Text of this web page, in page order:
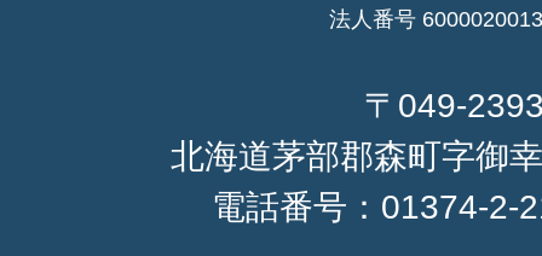
法人番号
〒049-
北海道茅部郡森町字御
電話番号： 01374-2-